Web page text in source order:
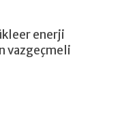
enerji
vazgeçmeli